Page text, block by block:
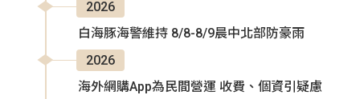
2026
白海豚海警維持 8/8-8/9晨中北部防豪雨
2026
海外網購App為民間營運 收費、個資引疑慮